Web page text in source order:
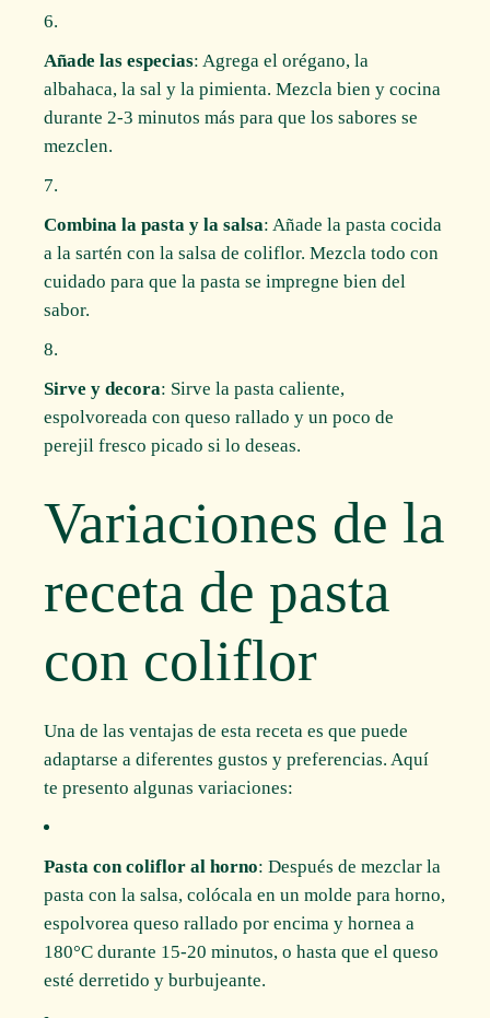
Añade las especias: Agrega el orégano, la
albahaca, la sal y la pimienta. Mezcla bien y cocina
durante 2-3 minutos más para que los sabores se
mezclen.
Combina la pasta y la salsa: Añade la pasta cocida
a la sartén con la salsa de coliflor. Mezcla todo con
cuidado para que la pasta se impregne bien del
sabor.
Sirve y decora: Sirve la pasta caliente,
espolvoreada con queso rallado y un poco de
perejil fresco picado si lo deseas.
Variaciones de la
receta de pasta
con coliflor
Una de las ventajas de esta receta es que puede
adaptarse a diferentes gustos y preferencias. Aquí
te presento algunas variaciones:
Pasta con coliflor al horno: Después de mezclar la
pasta con la salsa, colócala en un molde para horno,
espolvorea queso rallado por encima y hornea a
180°C durante 15-20 minutos, o hasta que el queso
esté derretido y burbujeante.